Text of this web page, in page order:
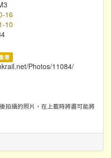
16
10
港
Photos/11084/
拍攝的照片，在上載時將盡可能將